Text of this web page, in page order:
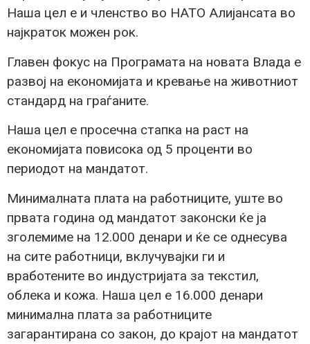
Наша цел е и членство во НАТО Алијансата во
најкраток можен рок.
Главен фокус на Програмата на новата Влада е
развој на економијата и кревање на животниот
стандард на граѓаните.
Наша цел е просечна стапка на раст на
економијата повисока од 5 проценти во
периодот на мандатот.
Минималната плата на работниците, уште во
првата година од мандатот законски ќе ја
зголемиме на 12.000 денари и ќе се однесува
на сите работници, вклучувајки ги и
вработените во индустријата за текстил,
облека и кожа. Наша цел е 16.000 денари
минимална плата за работниците
загарантирана со закон, до крајот на мандатот